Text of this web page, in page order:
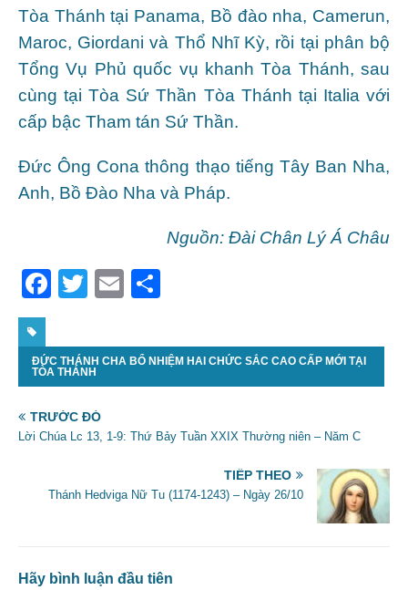
Tòa Thánh tại Panama, Bồ đào nha, Camerun,
Maroc, Giordani và Thổ Nhĩ Kỳ, rồi tại phân bộ
Tổng Vụ Phủ quốc vụ khanh Tòa Thánh, sau
cùng tại Tòa Sứ Thần Tòa Thánh tại Italia với
cấp bậc Tham tán Sứ Thần.
Đức Ông Cona thông thạo tiếng Tây Ban Nha,
Anh, Bồ Đào Nha và Pháp.
Nguồn: Đài Chân Lý Á Châu
F
c
e
o
k
T
itt
er
E
ai
l
ar
e
ĐỨC THÁNH CHA BỔ NHIỆM HAI CHỨC SẮC CAO CẤP MỚI TẠI
TÒA THÁNH
TRƯỚC ĐÓ
Lời Chúa Lc 13, 1-9: Thứ Bảy Tuần XXIX Thường niên – Năm C
TIẾP THEO
Thánh Hedviga Nữ Tu (1174-1243) – Ngày 26/10
Hãy bình luận đầu tiên